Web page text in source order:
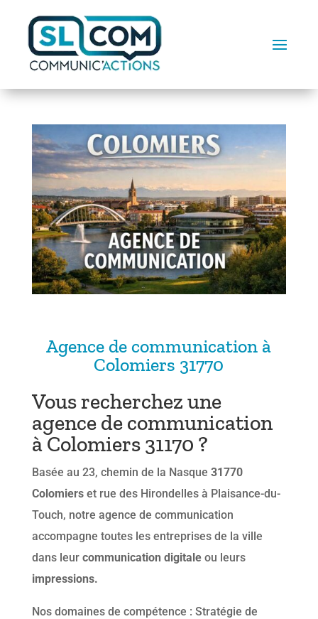
Agence de communication à
Colomiers 31770
Vous recherchez une
agence de communication
à Colomiers 31170 ?
Basée au 23, chemin de la Nasque 31770
Colomierset rue des Hirondelles à Plaisance-du-
Touch, notre agence de communication
accompagne toutes les entreprises de la ville
dans leur communication digitaleou leurs
impressions.
Nos domaines de compétence : Stratégie de